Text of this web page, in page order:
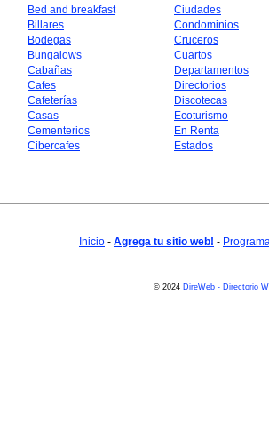
Bed and breakfast
Billares
Bodegas
Bungalows
Cabañas
Cafes
Cafeterías
Casas
Cementerios
Cibercafes
Ciudades
Condominios
Cruceros
Cuartos
Departamentos
Directorios
Discotecas
Ecoturismo
En Renta
Estados
Inicio - Agrega tu sitio web! -
© 2024 DireWeb - Directorio